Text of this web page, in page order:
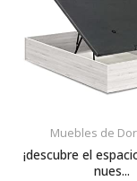
Muebles de
¡descubre el
nues...